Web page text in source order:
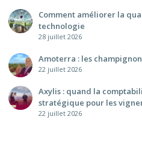
Comment améliorer la
technologie
28 juillet 2026
Amoterra : les
22 juillet 2026
Axylis : quand la
stratégique pour les
22 juillet 2026